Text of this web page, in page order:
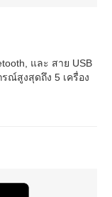
และ สาย USB
ณ์สูงสุดถึง 5 เครื่อง